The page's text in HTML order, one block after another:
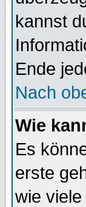
kannst
Ende
Nach
Wie
Es
erste
wie